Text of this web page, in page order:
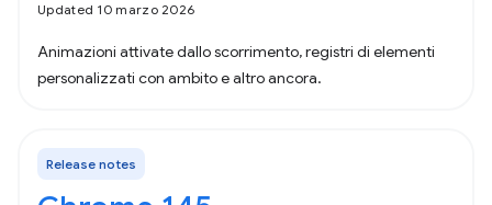
Updated 10 marzo 2026
Animazioni attivate dallo scorrimento, registri di elementi
personalizzati con ambito e altro ancora.
Release notes